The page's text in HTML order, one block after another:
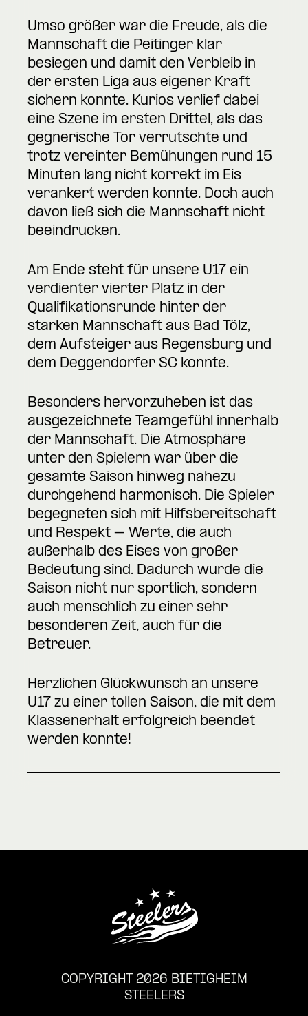
Umso größer war die Freude, als die
Mannschaft die Peitinger klar
besiegen und damit den Verbleib in
der ersten Liga aus eigener Kraft
sichern konnte. Kurios verlief dabei
eine Szene im ersten Drittel, als das
gegnerische Tor verrutschte und
trotz vereinter Bemühungen rund 15
Minuten lang nicht korrekt im Eis
verankert werden konnte. Doch auch
davon ließ sich die Mannschaft nicht
beeindrucken.
Am Ende steht für unsere U17 ein
verdienter vierter Platz in der
Qualifikationsrunde hinter der
starken Mannschaft aus Bad Tölz,
dem Aufsteiger aus Regensburg und
dem Deggendorfer SC konnte.
Besonders hervorzuheben ist das
ausgezeichnete Teamgefühl innerhalb
der Mannschaft. Die Atmosphäre
unter den Spielern war über die
gesamte Saison hinweg nahezu
durchgehend harmonisch. Die Spieler
begegneten sich mit Hilfsbereitschaft
und Respekt – Werte, die auch
außerhalb des Eises von großer
Bedeutung sind. Dadurch wurde die
Saison nicht nur sportlich, sondern
auch menschlich zu einer sehr
besonderen Zeit, auch für die
Betreuer.
Herzlichen Glückwunsch an unsere
U17 zu einer tollen Saison, die mit dem
Klassenerhalt erfolgreich beendet
werden konnte!
COPYRIGHT 2026 BIETIGHEIM
STEELERS